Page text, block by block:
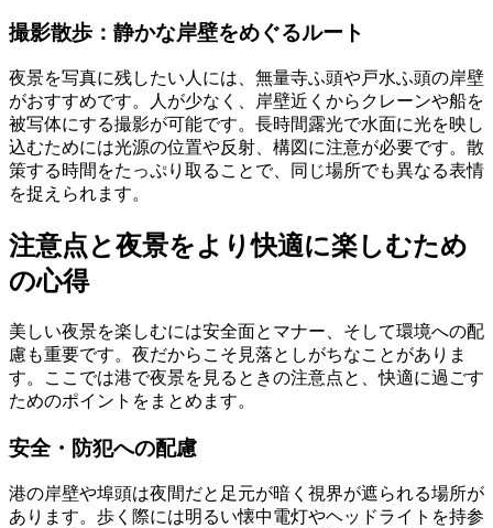
撮影散歩：静かな岸壁をめぐるルート
夜景を写真に残したい人には、無量寺ふ頭や戸水ふ頭の岸壁
がおすすめです。人が少なく、岸壁近くからクレーンや船を
被写体にする撮影が可能です。長時間露光で水面に光を映し
込むためには光源の位置や反射、構図に注意が必要です。散
策する時間をたっぷり取ることで、同じ場所でも異なる表情
を捉えられます。
注意点と夜景をより快適に楽しむため
の心得
美しい夜景を楽しむには安全面とマナー、そして環境への配
慮も重要です。夜だからこそ見落としがちなことがありま
す。ここでは港で夜景を見るときの注意点と、快適に過ごす
ためのポイントをまとめます。
安全・防犯への配慮
港の岸壁や埠頭は夜間だと足元が暗く視界が遮られる場所が
あります。歩く際には明るい懐中電灯やヘッドライトを持参